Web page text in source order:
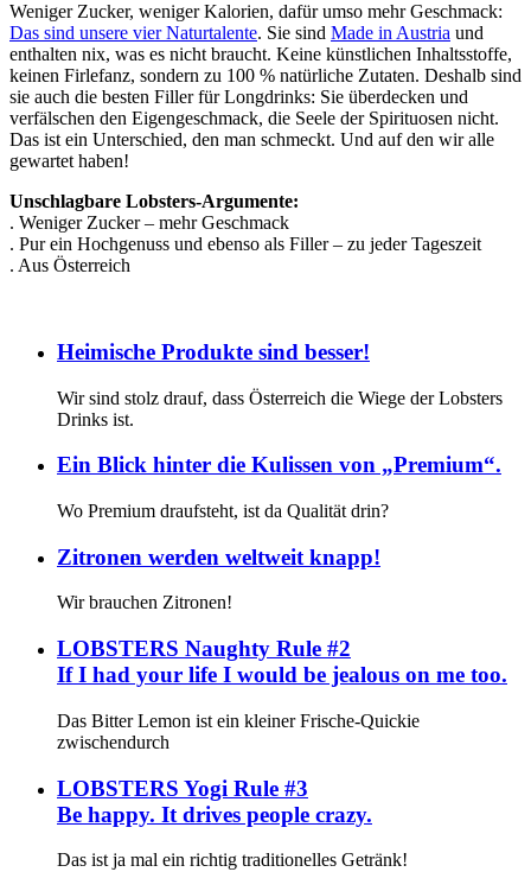
Weniger Zucker, weniger Kalorien, dafür umso mehr Geschmack:
Das sind unsere vier Naturtalente. Sie sind Made in Austria und
enthalten nix, was es nicht braucht. Keine künstlichen Inhaltsstoffe,
keinen Firlefanz, sondern zu 100 % natürliche Zutaten. Deshalb sind
sie auch die besten Filler für Longdrinks: Sie überdecken und
verfälschen den Eigengeschmack, die Seele der Spirituosen nicht.
Das ist ein Unterschied, den man schmeckt. Und auf den wir alle
gewartet haben!
Unschlagbare Lobsters-Argumente:
. Weniger Zucker – mehr Geschmack
. Pur ein Hochgenuss und ebenso als Filler – zu jeder Tageszeit
. Aus Österreich
Heimische Produkte sind besser!
Wir sind stolz drauf, dass Österreich die Wiege der Lobsters
Drinks ist.
Ein Blick hinter die Kulissen von „Premium“.
Wo Premium draufsteht, ist da Qualität drin?
Zitronen werden weltweit knapp!
Wir brauchen Zitronen!
LOBSTERS Naughty Rule #2
If I had your life I would be jealous on me too.
Das Bitter Lemon ist ein kleiner Frische-Quickie
zwischendurch
LOBSTERS Yogi Rule #3
Be happy. It drives people crazy.
Das ist ja mal ein richtig traditionelles Getränk!